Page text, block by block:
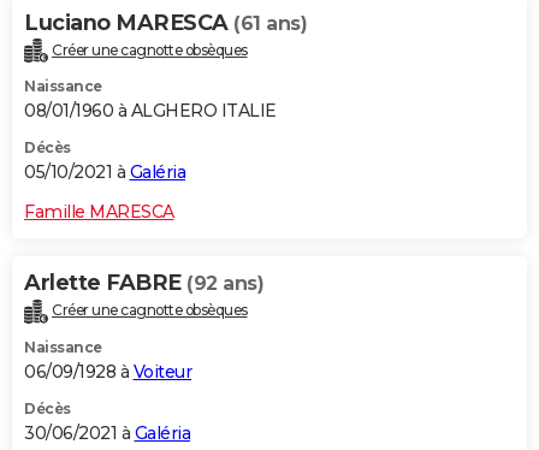
Luciano MARESCA (61 ans)
Créer une cagnotte obsèques
Naissance
08/01/1960 à ALGHERO ITALIE
Décès
05/10/2021 à Galéria
Famille MARESCA
Arlette FABRE (92 ans)
Créer une cagnotte obsèques
Naissance
06/09/1928 à Voiteur
Décès
30/06/2021 à Galéria